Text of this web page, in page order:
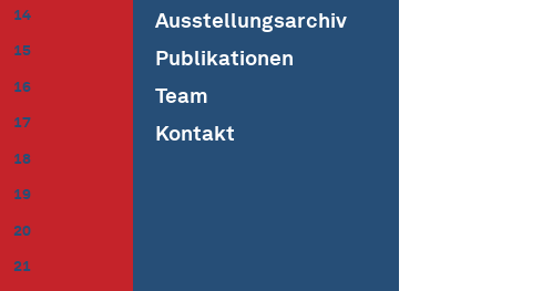
14
15
16
17
18
19
20
21
Ausstellungsarchiv
Publikationen
Team
Kontakt